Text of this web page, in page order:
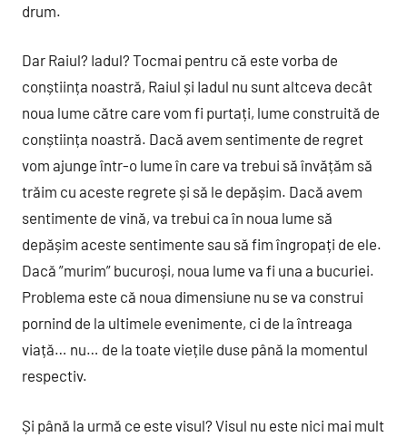
drum.
Dar Raiul? Iadul? Tocmai pentru că este vorba de
conștiința noastră, Raiul și Iadul nu sunt altceva decât
noua lume către care vom fi purtați, lume construită de
conștiința noastră. Dacă avem sentimente de regret
vom ajunge într-o lume în care va trebui să învățăm să
trăim cu aceste regrete și să le depășim. Dacă avem
sentimente de vină, va trebui ca în noua lume să
depășim aceste sentimente sau să fim îngropați de ele.
Dacă ”murim” bucuroși, noua lume va fi una a bucuriei.
Problema este că noua dimensiune nu se va construi
pornind de la ultimele evenimente, ci de la întreaga
viață… nu… de la toate viețile duse până la momentul
respectiv.
Și până la urmă ce este visul? Visul nu este nici mai mult